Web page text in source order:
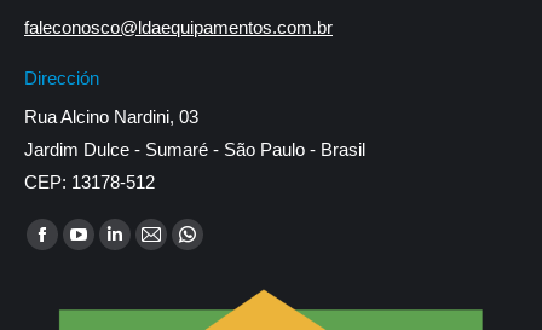
faleconosco@ldaequipamentos.com.br
Dirección
Rua Alcino Nardini, 03
Jardim Dulce - Sumaré - São Paulo - Brasil
CEP: 13178-512
Encuéntranos en:
Facebook
opens
YouTube
opens
Linkedin
opens
Mail
opens
Whatsapp
opens